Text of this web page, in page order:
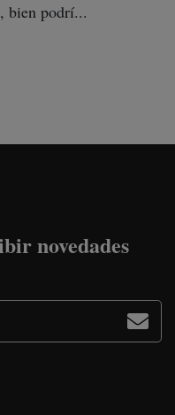
bien podrí...
novedades